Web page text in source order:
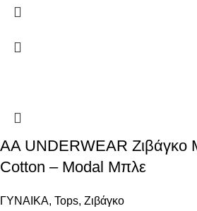
AA UNDERWEAR Ζιβάγκο
Cotton – Modal Μπλε
ΓΥΝΑΙΚΑ, Tops, Ζιβάγκο